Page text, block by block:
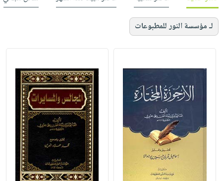
لـ مؤسسة النور للمطبوعات